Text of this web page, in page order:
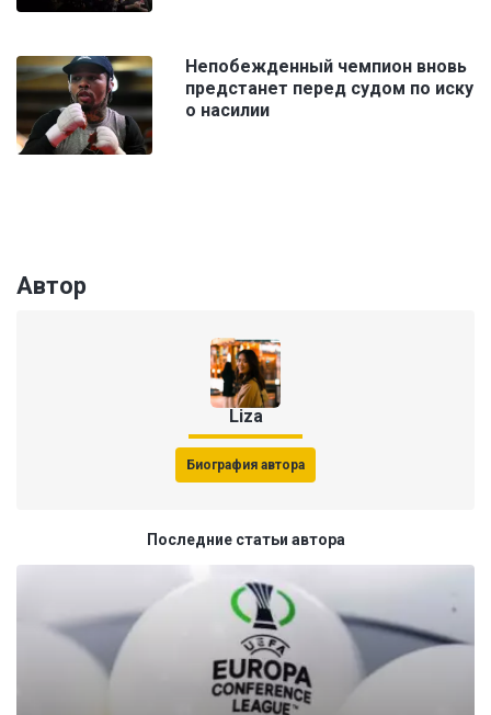
Непобежденный чемпион вновь
предстанет перед судом по иску
о насилии
Автор
Liza
Биография автора
Последние статьи автора